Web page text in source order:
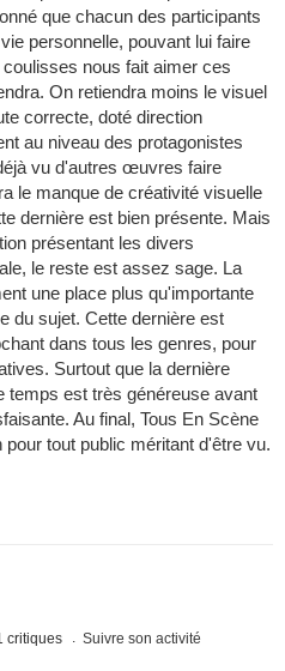
que chacun des participants
personnelle, pouvant lui faire
nous fait aimer ces
On retiendra moins le visuel
correcte, doté direction
au niveau des protagonistes
vu d'autres œuvres faire
le manque de créativité visuelle
dernière est bien présente. Mais
présentant les divers
le reste est assez sage. La
une place plus qu'importante
du sujet. Cette dernière est
dans tous les genres, pour
Surtout que la dernière
temps est très généreuse avant
Au final, Tous En Scène
tout public méritant d'être vu.
critiques Suivre son activité